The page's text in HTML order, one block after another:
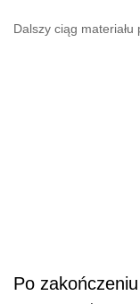
Dalszy ciąg materiału
Po